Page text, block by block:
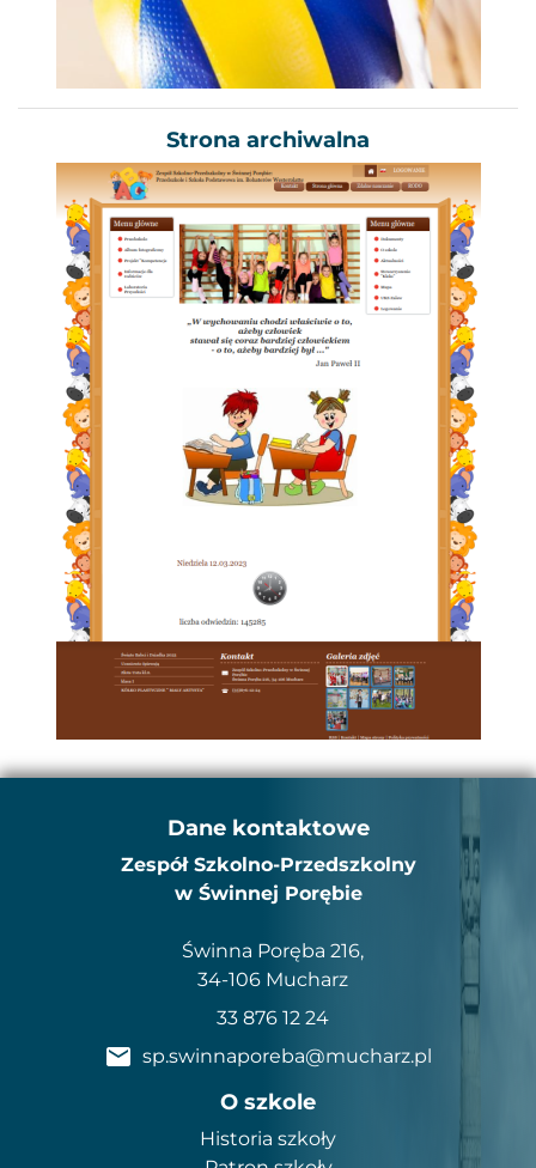
Strona archiwalna
Dane kontaktowe
Zespół Szkolno-Przedszkolny
w Świnnej Porębie
Świnna Poręba 216,
34-106 Mucharz
33 876 12 24
sp.swinnaporeba@mucharz.pl
O szkole
Historia szkoły